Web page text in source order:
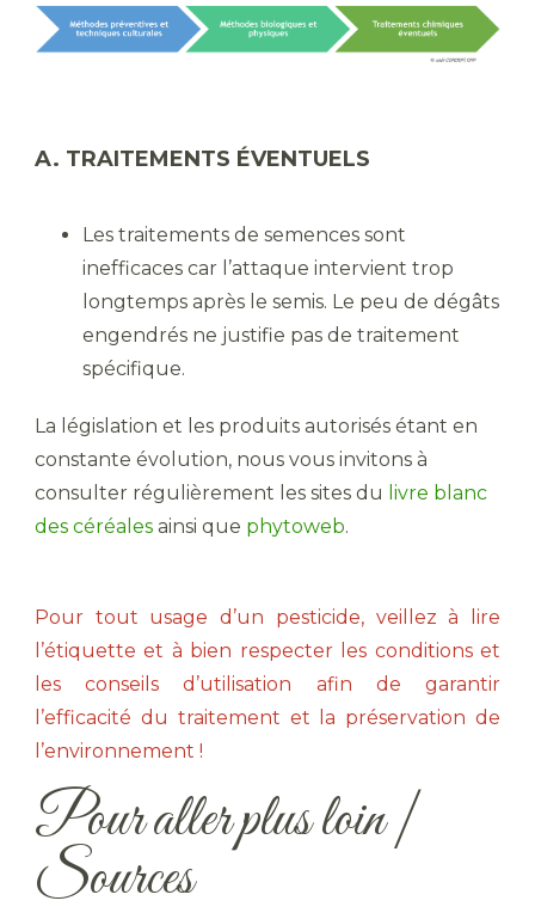
A. TRAITEMENTS ÉVENTUELS
Les traitements de semences sont
inefficaces car l’attaque intervient trop
longtemps après le semis. Le peu de dégâts
engendrés ne justifie pas de traitement
spécifique.
La législation et les produits autorisés étant en
constante évolution, nous vous invitons à
consulter régulièrement les sites du livre blanc
des céréales ainsi que phytoweb.
Pour tout usage d’un pesticide, veillez à lire
l’étiquette et à bien respecter les conditions et
les conseils d’utilisation afin de garantir
l’efficacité du traitement et la préservation de
l’environnement !
Pour aller plus loin |
Sources